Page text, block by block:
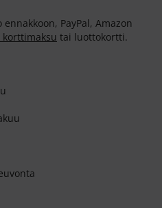
PayPal, Amazon
korttimaksu tai luottokortti.